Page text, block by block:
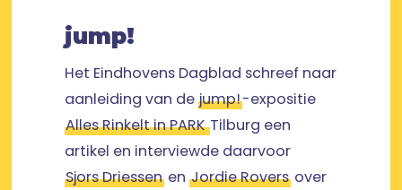
jump!
Het Eindhovens Dagblad schreef naar
aanleiding van de jump!-expositie
Alles Rinkelt in PARKTilburg een
artikel en interviewde daarvoor
Sjors Driessen enJordie Roversover